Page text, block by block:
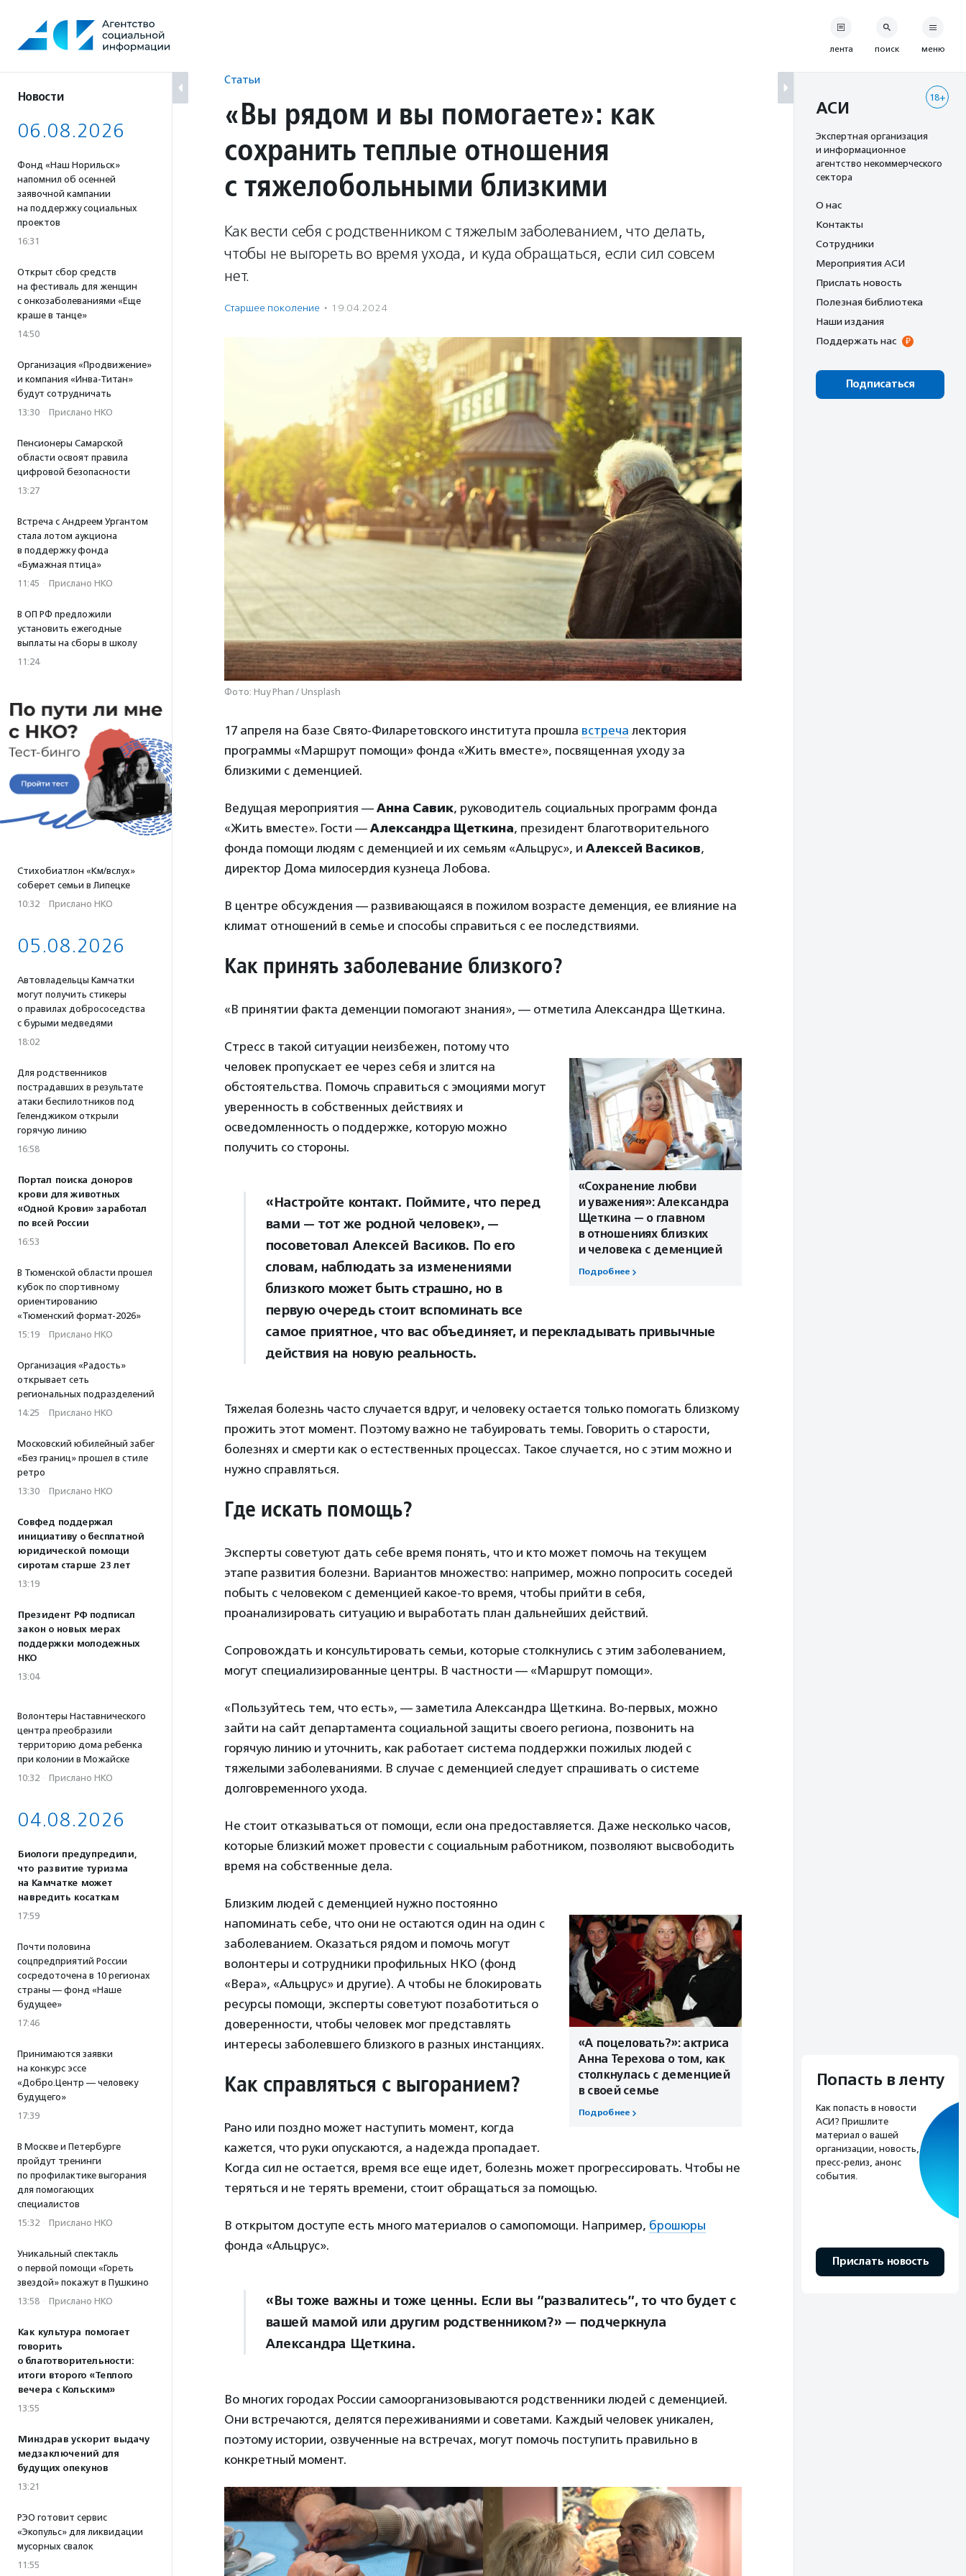
содержанию
Новости
06.08.2026
Фонд «Наш Норильск»
напомнил об осенней
заявочной кампании
на поддержку социальных
проектов
16:31
Открыт сбор средств
на фестиваль для женщин
с онкозаболеваниями «Еще
краше в танце»
14:50
Организация «Продвижение»
и компания «Инва-Титан»
будут сотрудничать
13:30 · Прислано НКО
Пенсионеры Самарской
области освоят правила
цифровой безопасности
13:27
Встреча с Андреем Ургантом
стала лотом аукциона
в поддержку фонда
«Бумажная птица»
11:45 · Прислано НКО
В ОП РФ предложили
установить ежегодные
выплаты на сборы в школу
11:24
Стихобиатлон «Км/вслух»
соберет семьи в Липецке
10:32 · Прислано НКО
05.08.2026
Автовладельцы Камчатки
могут получить стикеры
о правилах добрососедства
с бурыми медведями
18:02
Для родственников
пострадавших в результате
атаки беспилотников под
Геленджиком открыли
горячую линию
16:58
Портал поиска доноров
крови для животных
«Одной Крови» заработал
по всей России
16:53
В Тюменской области прошел
кубок по спортивному
ориентированию
«Тюменский формат-2026»
15:19 · Прислано НКО
Организация «Радость»
открывает сеть
региональных подразделений
14:25 · Прислано НКО
Московский юбилейный забег
«Без границ» прошел в стиле
ретро
13:30 · Прислано НКО
Совфед поддержал
инициативу о бесплатной
юридической помощи
сиротам старше 23 лет
13:19
Президент РФ подписал
закон о новых мерах
поддержки молодежных
НКО
13:04
Волонтеры Наставнического
центра преобразили
территорию дома ребенка
при колонии в Можайске
10:32 · Прислано НКО
04.08.2026
Биологи предупредили,
что развитие туризма
на Камчатке может
навредить косаткам
17:59
Почти половина
соцпредприятий России
сосредоточена в 10 регионах
страны — фонд «Наше
будущее»
17:46
Принимаются заявки
на конкурс эссе
«Добро.Центр — человеку
будущего»
17:39
В Москве и Петербурге
пройдут тренинги
по профилактике выгорания
для помогающих
специалистов
15:32 · Прислано НКО
Уникальный спектакль
о первой помощи «Гореть
звездой» покажут в Пушкино
13:58 · Прислано НКО
Как культура помогает
говорить
о благотворительности:
итоги второго «Теплого
вечера с Кольским»
13:55
Минздрав ускорит выдачу
медзаключений для
будущих опекунов
13:21
РЭО готовит сервис
«Экопульс» для ликвидации
мусорных свалок
11:55
Статьи
«Вы рядом и вы помогаете»: как
сохранить теплые отношения
с тяжелобольными близкими
Как вести себя с родственником с тяжелым заболеванием, что делать,
чтобы не выгореть во время ухода, и куда обращаться, если сил совсем
нет.
Старшее поколение · 19.04.2024
Фото: Huy Phan / Unsplash
17 апреля на базе Свято-Филаретовского института прошла встреча лектория
программы «Маршрут помощи» фонда «Жить вместе», посвященная уходу за
близкими с деменцией.
Ведущая мероприятия — Анна Савик, руководитель социальных программ фонда
«Жить вместе». Гости — Александра Щеткина, президент благотворительного
фонда помощи людям с деменцией и их семьям «Альцрус», и Алексей Васиков,
директор Дома милосердия кузнеца Лобова.
В центре обсуждения — развивающаяся в пожилом возрасте деменция, ее влияние на
климат отношений в семье и способы справиться с ее последствиями.
Как принять заболевание близкого?
«В принятии факта деменции помогают знания», — отметила Александра Щеткина.
«Сохранение любви
и уважения»: Александра
Щеткина — о главном
в отношениях близких
и человека с деменцией
Подробнее
Стресс в такой ситуации неизбежен, потому что
человек пропускает ее через себя и злится на
обстоятельства. Помочь справиться с эмоциями могут
уверенность в собственных действиях и
осведомленность о поддержке, которую можно
получить со стороны.
«Настройте контакт. Поймите, что перед
вами — тот же родной человек», —
посоветовал Алексей Васиков. По его
словам, наблюдать за изменениями
близкого может быть страшно, но в
первую очередь стоит вспоминать все
самое приятное, что вас объединяет, и перекладывать привычные
действия на новую реальность.
Тяжелая болезнь часто случается вдруг, и человеку остается только помогать близкому
прожить этот момент. Поэтому важно не табуировать темы. Говорить о старости,
болезнях и смерти как о естественных процессах. Такое случается, но с этим можно и
нужно справляться.
Где искать помощь?
Эксперты советуют дать себе время понять, что и кто может помочь на текущем
этапе развития болезни. Вариантов множество: например, можно попросить соседей
побыть с человеком с деменцией какое-то время, чтобы прийти в себя,
проанализировать ситуацию и выработать план дальнейших действий.
Сопровождать и консультировать семьи, которые столкнулись с этим заболеванием,
могут специализированные центры. В частности — «Маршрут помощи».
«Пользуйтесь тем, что есть», — заметила Александра Щеткина. Во-первых, можно
зайти на сайт департамента социальной защиты своего региона, позвонить на
горячую линию и уточнить, как работает система поддержки пожилых людей с
тяжелыми заболеваниями. В случае с деменцией следует спрашивать о системе
долговременного ухода.
Не стоит отказываться от помощи, если она предоставляется. Даже несколько часов,
которые близкий может провести с социальным работником, позволяют высвободить
время на собственные дела.
«А поцеловать?»: актриса
Анна Терехова о том, как
столкнулась с деменцией
в своей семье
Подробнее
Близким людей с деменцией нужно постоянно
напоминать себе, что они не остаются один на один с
заболеванием. Оказаться рядом и помочь могут
волонтеры и сотрудники профильных НКО (фонд
«Вера», «Альцрус» и другие). А чтобы не блокировать
ресурсы помощи, эксперты советуют позаботиться о
доверенности, чтобы человек мог представлять
интересы заболевшего близкого в разных инстанциях.
Как справляться с выгоранием?
Рано или поздно может наступить момент, когда
кажется, что руки опускаются, а надежда пропадает.
Когда сил не остается, время все еще идет, болезнь может прогрессировать. Чтобы не
теряться и не терять времени, стоит обращаться за помощью.
В открытом доступе есть много материалов о самопомощи. Например, брошюры
фонда «Альцрус».
«Вы тоже важны и тоже ценны. Если вы ”развалитесь”, то что будет с
вашей мамой или другим родственником?» — подчеркнула
Александра Щеткина.
Во многих городах России самоорганизовываются родственники людей с деменцией.
Они встречаются, делятся переживаниями и советами. Каждый человек уникален,
поэтому истории, озвученные на встречах, могут помочь поступить правильно в
конкретный момент.
лента поиск меню
18+
АСИ
Экспертная организация
и информационное
агентство некоммерческого
сектора
О нас
Контакты
Сотрудники
Мероприятия АСИ
Прислать новость
Полезная библиотека
Наши издания
Поддержать нас
Подписаться
Попасть в ленту
Как попасть в новости
АСИ? Пришлите
материал о вашей
организации, новость,
пресс-релиз, анонс
события.
Прислать новость